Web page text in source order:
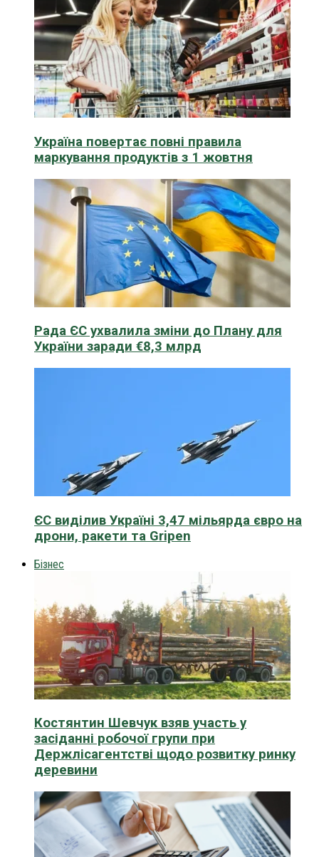
Україна повертає повні правила
маркування продуктів з 1 жовтня
Рада ЄС ухвалила зміни до Плану для
України заради €8,3 млрд
ЄС виділив Україні 3,47 мільярда євро на
дрони, ракети та Gripen
Бізнес
Костянтин Шевчук взяв участь у
засіданні робочої групи при
Держлісагентстві щодо розвитку ринку
деревини